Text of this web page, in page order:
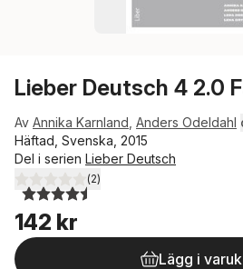
Lieber Deutsch 4 2.0
Av Annika Karnland Anders Odeldahl
Häftad, Svenska, 2015
Del i serien Lieber Deutsch
4,5utav 5 stjärnor. Totalt antal röster:
(2)
142 kr
Lägg i